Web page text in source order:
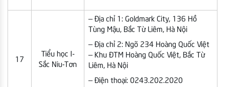
17
Tiểu học I-
Sắc Niu-Tơn
– Địa chỉ 1: Goldmark City, 136 Hồ
Tùng Mậu, Bắc Từ Liêm, Hà Nội
– Địa chỉ 2: Ngõ 234 Hoàng Quốc Việt
– Khu ĐTM Hoàng Quốc Việt, Bắc Từ
Liêm, Hà Nội
– Điện thoại: 0243.202.2020